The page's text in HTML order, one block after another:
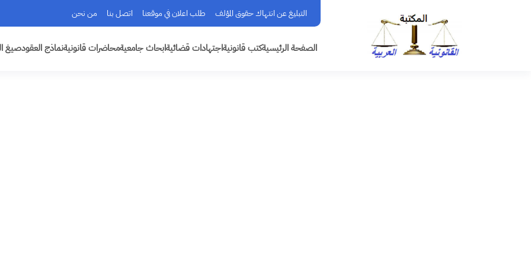
التبليغ عن انتهاك حقوق المؤلف طلب اعلان في موقعنا اتصل بنا من نحن
الصفحة الرئيسيةكتب قانونيةاجتهادات قضائيةابحاث جامعيةمحاضرات قانونيةنماذج العقودصيغ